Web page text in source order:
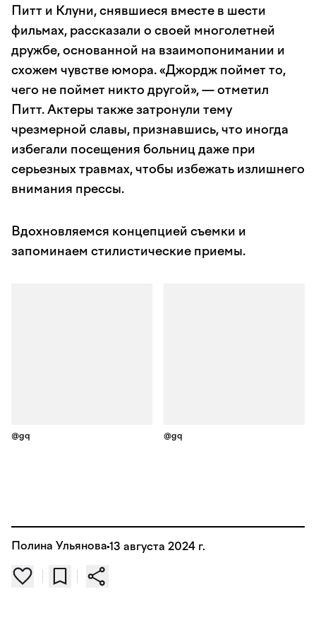
Питт и Клуни, снявшиеся вместе в шести
фильмах, рассказали о своей многолетней
дружбе, основанной на взаимопонимании и
схожем чувстве юмора. «Джордж поймет то,
чего не поймет никто другой», — отметил
Питт. Актеры также затронули тему
чрезмерной славы, признавшись, что иногда
избегали посещения больниц даже при
серьезных травмах, чтобы избежать излишнего
внимания прессы.
Вдохновляемся концепцией съемки и
запоминаем стилистические приемы.
@gq @gq
Полина Ульянова 13 августа 2024 г.